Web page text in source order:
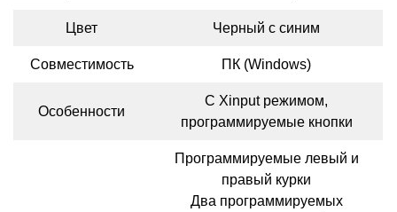
Цвет Черный с синим
Совместимость ПК (Windows)
Особенности
С Xinput режимом,
программируемые кнопки
Программируемые левый и
правый курки
Два программируемых